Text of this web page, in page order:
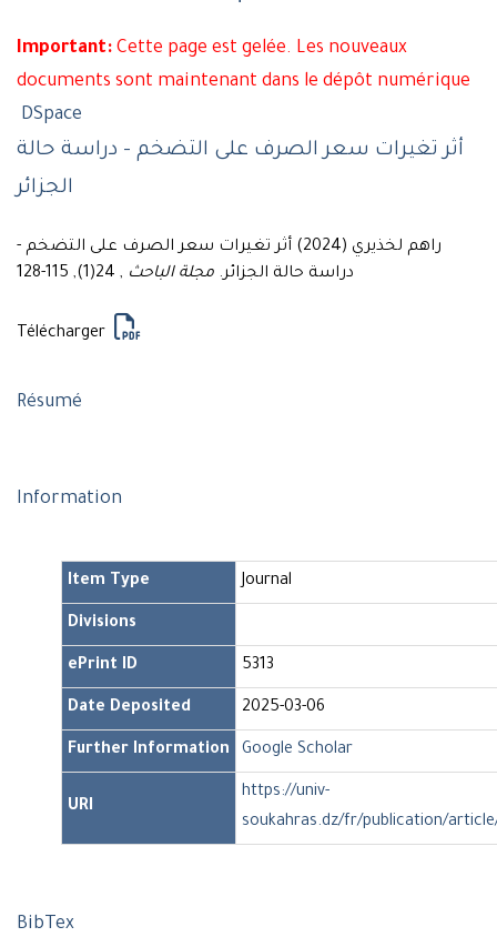
Important: Cette page est gelée. Les nouveaux
documents sont maintenant dans le dépôt numérique
DSpace
أثر تغيرات سعر الصرف على التضخم - دراسة حالة
الجزائر
راهم لخذيري (2024) أثر تغيرات سعر الصرف على التضخم -
دراسة حالة الجزائر. مجلة الباحث , 24(1), 115-128
Télécharger
Résumé
Information
Item Type Journal
Divisions
ePrint ID 5313
Date Deposited 2025-03-06
Further Information Google Scholar
URI
https://univ-
soukahras.dz/fr/publication/
BibTex